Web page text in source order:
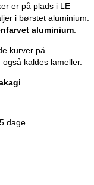
er på plads i LE
i børstet aluminium.
aluminium.
kurver på
kaldes lameller.
dage